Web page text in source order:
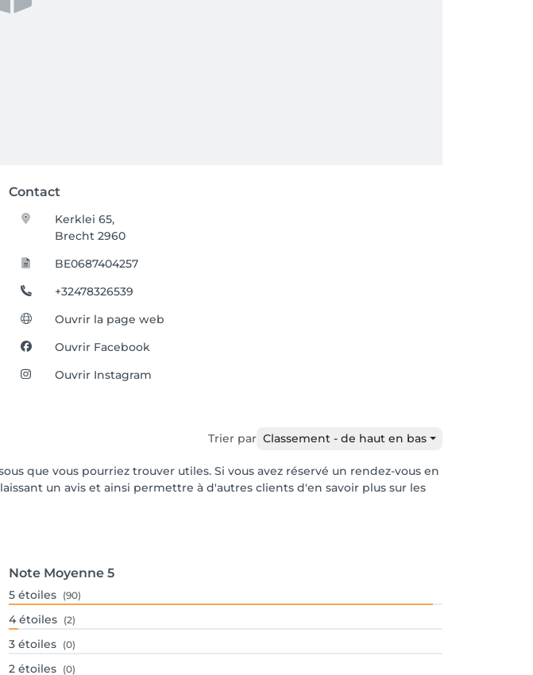
Contact
Kerklei 65,
Brecht 2960
BE0687404257
+32478326539
Ouvrir la page web
Ouvrir Facebook
Ouvrir Instagram
Trier par Classement - de haut en bas
que vous pourriez trouver utiles. Si vous avez réservé un rendez-vous en
un avis et ainsi permettre à d'autres clients d'en savoir plus sur les
Note Moyenne 5
5 étoiles (90)
4 étoiles (2)
3 étoiles (0)
2 étoiles (0)